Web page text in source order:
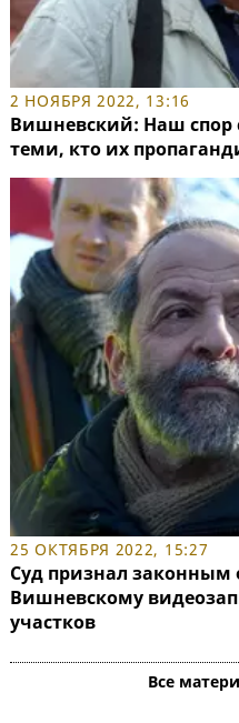
2 НОЯБРЯ 2022, 13:16
Вишневский: Наш спор
теми, кто их
25 ОКТЯБРЯ 2022, 15:27
Суд признал законным
Вишневскому
участков
Все